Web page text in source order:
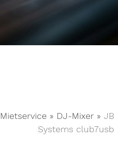
Mietservice » DJ-Mixer »JB
Systems club7usb